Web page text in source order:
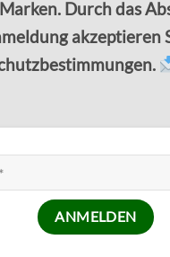
Durch das
akzeptieren